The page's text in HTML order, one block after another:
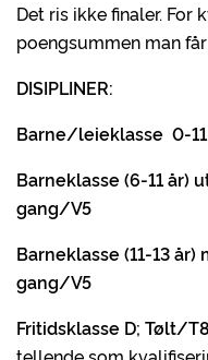
Det ris ikke finaler. For
poengsummen man
DISIPLINER:
Barne/leieklasse 0-
Barneklasse (6-11 år)
gang/V5
Barneklasse (11-13
gang/V5
Fritidsklasse D; Tølt/